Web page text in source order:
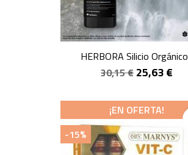
HERBORA Silicio
30,15 € 25,63 €
¡EN OFERTA!
-15%